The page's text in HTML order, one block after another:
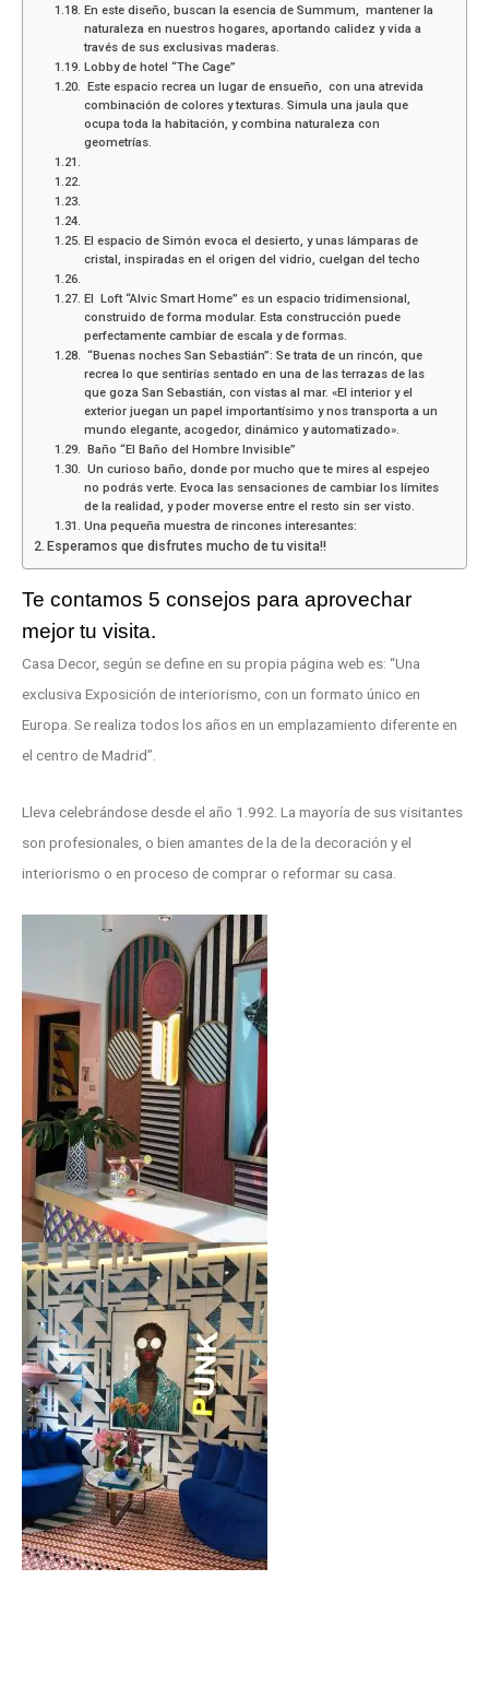
En este diseño, buscan la esencia de Summum, mantener la
naturaleza en nuestros hogares, aportando calidez y vida a
través de sus exclusivas maderas.
Lobby de hotel “The Cage”
Este espacio recrea un lugar de ensueño, con una atrevida
combinación de colores y texturas. Simula una jaula que
ocupa toda la habitación, y combina naturaleza con
geometrías.
El espacio de Simón evoca el desierto, y unas lámparas de
cristal, inspiradas en el origen del vidrio, cuelgan del techo
El Loft “Alvic Smart Home” es un espacio tridimensional,
construido de forma modular. Esta construcción puede
perfectamente cambiar de escala y de formas.
“Buenas noches San Sebastián”: Se trata de un rincón, que
recrea lo que sentirías sentado en una de las terrazas de las
que goza San Sebastián, con vistas al mar. «El interior y el
exterior juegan un papel importantísimo y nos transporta a un
mundo elegante, acogedor, dinámico y automatizado».
Baño “El Baño del Hombre Invisible”
Un curioso baño, donde por mucho que te mires al espejeo
no podrás verte. Evoca las sensaciones de cambiar los límites
de la realidad, y poder moverse entre el resto sin ser visto.
Una pequeña muestra de rincones interesantes:
Esperamos que disfrutes mucho de tu visita!!
Te contamos 5 consejos para aprovechar
mejor tu visita.
Casa Decor, según se define en su propia página web es: “Una
exclusiva Exposición de interiorismo, con un formato único en
Europa. Se realiza todos los años en un emplazamiento diferente en
el centro de Madrid”.
Lleva celebrándose desde el año 1.992. La mayoría de sus visitantes
son profesionales, o bien amantes de la de la decoración y el
interiorismo o en proceso de comprar o reformar su casa.